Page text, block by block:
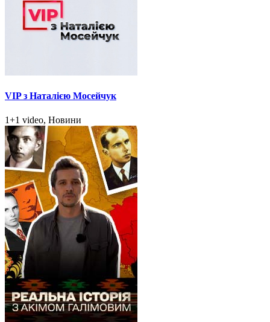
VIP з Наталією Мосейчук
1+1 video, Новини